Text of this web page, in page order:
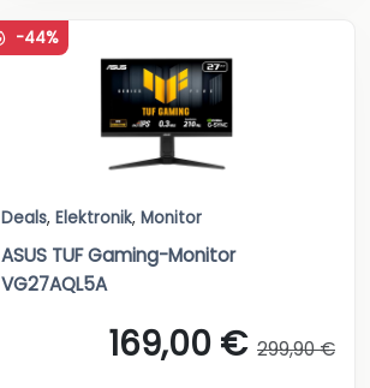
-44%
Deals, Elektronik, Monitor
ASUS TUF Gaming-Monitor
VG27AQL5A
169,00 € 299,90 €